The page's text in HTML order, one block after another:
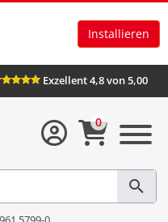
Installieren
Exzellent 4,8 von 5,00
0